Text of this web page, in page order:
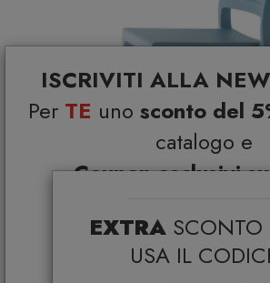
ISCRIVITI ALLA
Per TE uno sconto del
catalogo e
Coupon esclusivi
*Coupon non cumulabile con altre
applicabile su:
Smeg, Bontempi Casa,
EXTRA SCONTO
USA IL